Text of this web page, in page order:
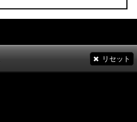
リセット